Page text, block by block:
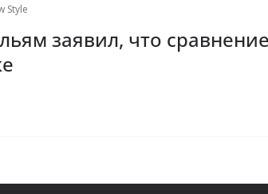
Style
заявил, что